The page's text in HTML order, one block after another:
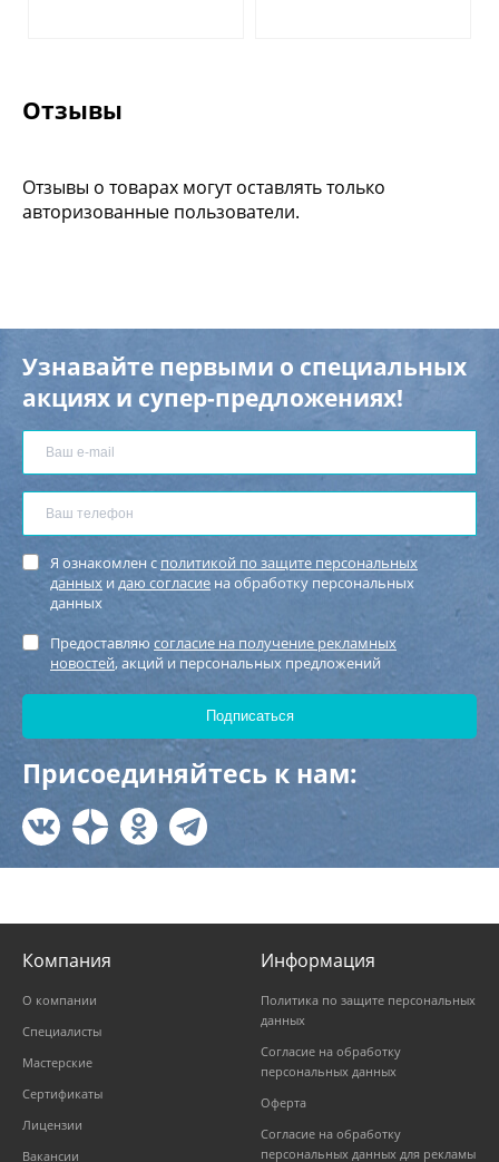
Отзывы
Отзывы о товарах могут оставлять только
авторизованные пользователи.
Узнавайте первыми о специальных
акциях и супер-предложениях!
Я ознакомлен с политикой по защите персональных
данных идаю согласие на обработку персональных
данных
Предоставляю согласие на получение рекламных
новостей, акций и персональных предложений
Присоединяйтесь к нам:
Компания
О компании
Специалисты
Мастерские
Сертификаты
Лицензии
Вакансии
Информация
Политика по защите персональных
данных
Согласие на обработку
персональных данных
Оферта
Согласие на обработку
персональных данных для рекламы